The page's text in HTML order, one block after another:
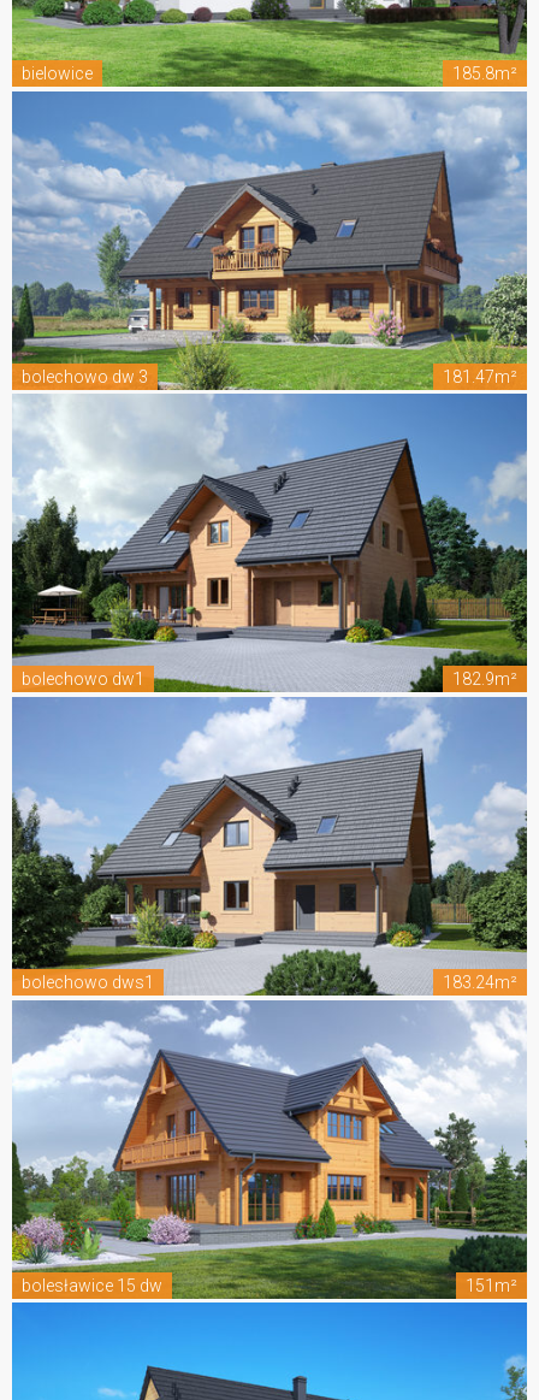
bielowice 185.8m²
bolechowo dw 3 181.47m²
bolechowo dw1 182.9m²
bolechowo dws1 183.24m²
bolesławice 15 dw 151m²